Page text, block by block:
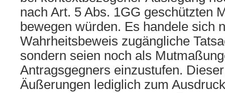
nach Art. 5 Abs. 1GG geschützten
bewegen würden. Es handele sich
Wahrheitsbeweis zugängliche
sondern seien noch als
Antragsgegners einzustufen.
Äußerungen lediglich zum